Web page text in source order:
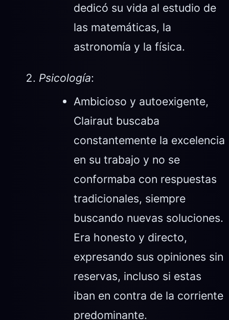
dedicó su vida al estudio de
las matemáticas, la
astronomía y la física.
Psicología:
Ambicioso y autoexigente,
Clairaut buscaba
constantemente la excelencia
en su trabajo y no se
conformaba con respuestas
tradicionales, siempre
buscando nuevas soluciones.
Era honesto y directo,
expresando sus opiniones sin
reservas, incluso si estas
iban en contra de la corriente
predominante.